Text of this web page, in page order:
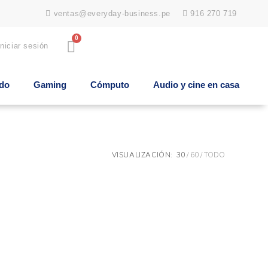
ventas@everyday-business.pe 916 270 719
sesión
0
Gaming Cómputo Audio y cine en casa
VISUALIZACIÓN: 30 60 TODO